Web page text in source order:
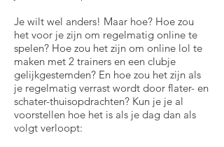
Je wilt wel anders! Maar hoe? Hoe zou
het voor je zijn om regelmatig online te
spelen? Hoe zou het zijn om online lol te
maken met 2 trainers en een clubje
gelijkgestemden? En hoe zou het zijn als
je regelmatig verrast wordt door flater- en
schater-thuisopdrachten? Kun je je al
voorstellen hoe het is als je dag dan als
volgt verloopt: